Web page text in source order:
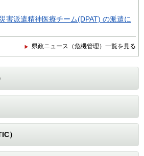
害派遣精神医療チーム(DPAT) の派遣に
県政ニュース（危機管理）一覧を見る
）